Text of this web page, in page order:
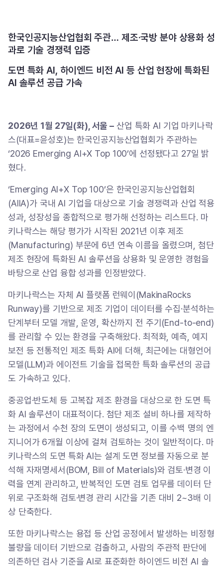
한국인공지능산업협회 주관… 제조·국방 분야 상용화 성
과로 기술 경쟁력 입증
도면 특화 AI, 하이엔드 비전 AI 등 산업 현장에 특화된
AI 솔루션 공급 가속
2026년 1월 27일(화), 서울 – 산업 특화 AI 기업 마키나락
스(대표=윤성호)는 한국인공지능산업협회가 주관하는
‘2026 Emerging AI+X Top 100’에 선정됐다고 27일 밝
혔다.
‘Emerging AI+X Top 100’은 한국인공지능산업협회
(AIIA)가 국내 AI 기업을 대상으로 기술 경쟁력과 산업 적용
성과, 성장성을 종합적으로 평가해 선정하는 리스트다. 마
키나락스는 해당 평가가 시작된 2021년 이후 제조
(Manufacturing) 부문에 6년 연속 이름을 올렸으며, 첨단
제조 현장에 특화된 AI 솔루션을 상용화 및 운영한 경험을
바탕으로 산업 융합 성과를 인정받았다.
마키나락스는 자체 AI 플랫폼 런웨이(MakinaRocks
Runway)를 기반으로 제조 기업이 데이터를 수집·분석하는
단계부터 모델 개발, 운영, 확산까지 전 주기(End-to-end)
를 관리할 수 있는 환경을 구축해왔다. 최적화, 예측, 예지
보전 등 전통적인 제조 특화 AI에 더해, 최근에는 대형언어
모델(LLM)과 에이전트 기술을 접목한 특화 솔루션의 공급
도 가속하고 있다.
중공업·반도체 등 고복잡 제조 환경을 대상으로 한 도면 특
화 AI 솔루션이 대표적이다. 첨단 제조 설비 하나를 제작하
는 과정에서 수천 장의 도면이 생성되고, 이를 수백 명의 엔
지니어가 6개월 이상에 걸쳐 검토하는 것이 일반적이다. 마
키나락스의 도면 특화 AI는 설계 도면 정보를 자동으로 분
석해 자재명세서(BOM, Bill of Materials)와 검토·변경 이
력을 연계 관리하고, 반복적인 도면 검토 업무를 데이터 단
위로 구조화해 검토·변경 관리 시간을 기존 대비 2~3배 이
상 단축한다.
또한 마키나락스는 용접 등 산업 공정에서 발생하는 비정형
불량을 데이터 기반으로 검출하고, 사람의 주관적 판단에
의존하던 검사 기준을 AI로 표준화한 하이엔드 비전 AI 솔